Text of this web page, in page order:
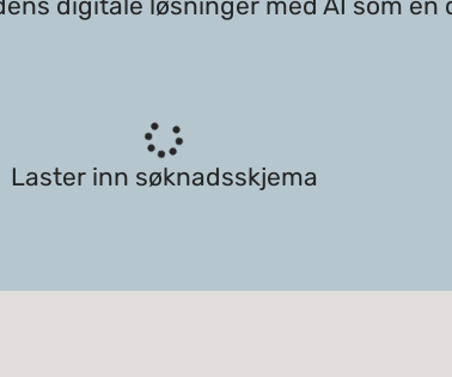
Laster inn søknadsskjema